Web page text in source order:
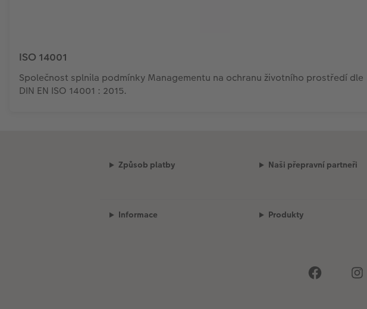
ISO 14001
Společnost splnila podmínky Managementu na ochranu životního prostředí dle
DIN EN ISO 14001 : 2015.
Způsob platby Naši přepravní partneři
Informace Produkty